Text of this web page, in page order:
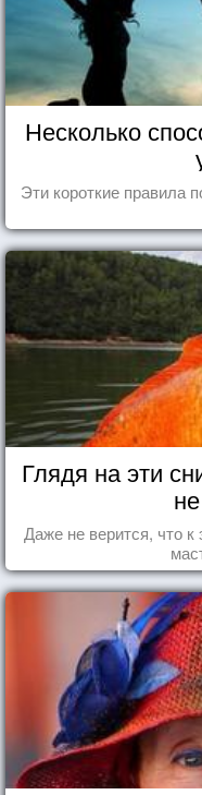
Несколько
Эти короткие правила
Глядя на эти
Даже не верится, что